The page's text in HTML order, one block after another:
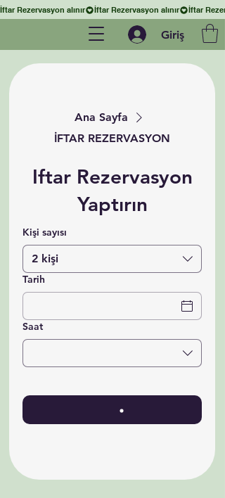
Giriş
İftar Rezervasyon alınır
Ana Sayfa
İFTAR REZERVASYON
Iftar Rezervasyon
Yaptırın
Kişi sayısı
2 kişi
Tarih
Saat